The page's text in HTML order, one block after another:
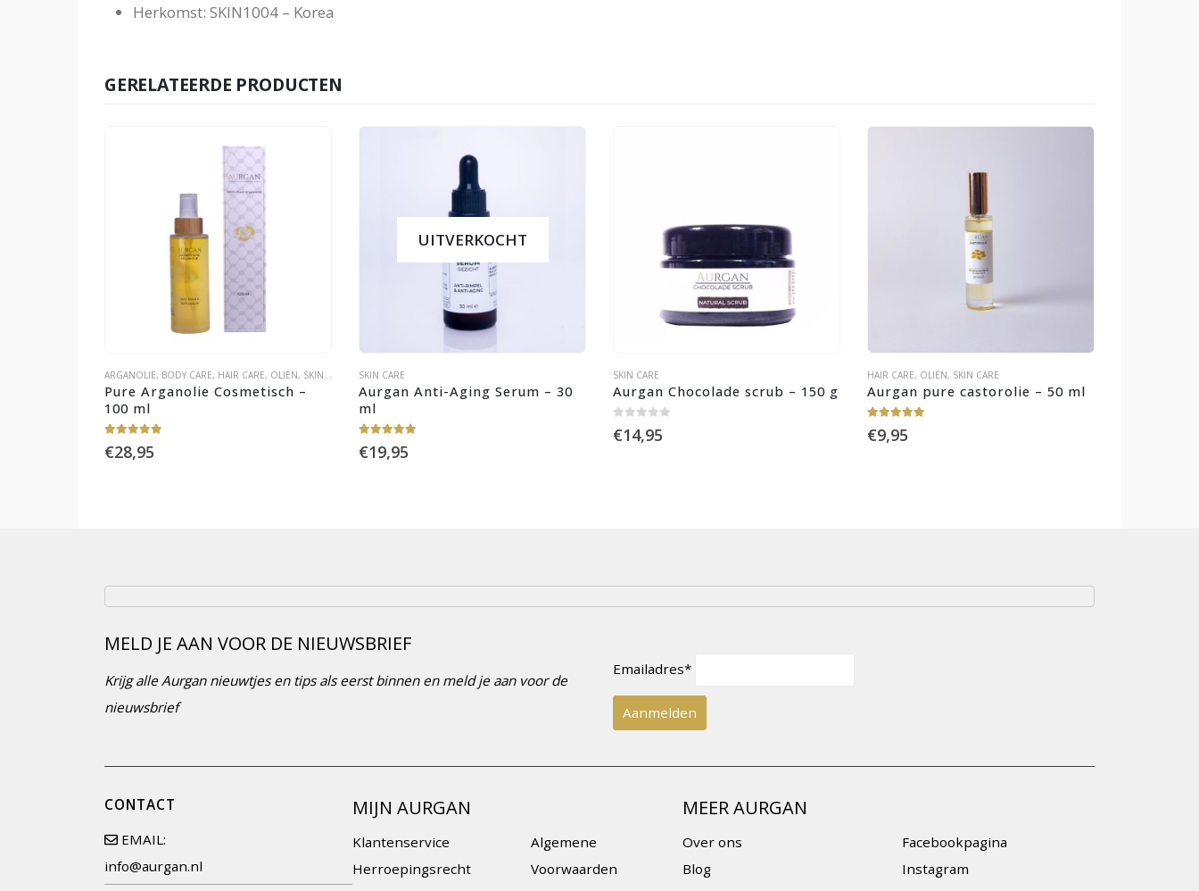
Herkomst: SKIN1004 – Korea
GERELATEERDE PRODUCTEN
ARGANOLIE, BODY CARE, HAIR CARE, OLIËN, SKIN CARE
Pure Arganolie Cosmetisch –
100 ml
€28,95
UITVERKOCHT
SKIN CARE
Aurgan Anti-Aging Serum – 30
ml
€19,95
SKIN CARE
Aurgan Chocolade scrub – 150 g
€14,95
HAIR CARE, OLIËN, SKIN CARE
Aurgan pure castorolie – 50 ml
€9,95
MELD JE AAN VOOR DE NIEUWSBRIEF
Krijg alle Aurgan nieuwtjes en tips als eerst binnen en meld je aan voor de
nieuwsbrief
Emailadres*
CONTACT
EMAIL:
info@aurgan.nl
MIJN AURGAN
Klantenservice
Herroepingsrecht
Algemene
Voorwaarden
MEER AURGAN
Over ons
Blog
Facebookpagina
Instagram